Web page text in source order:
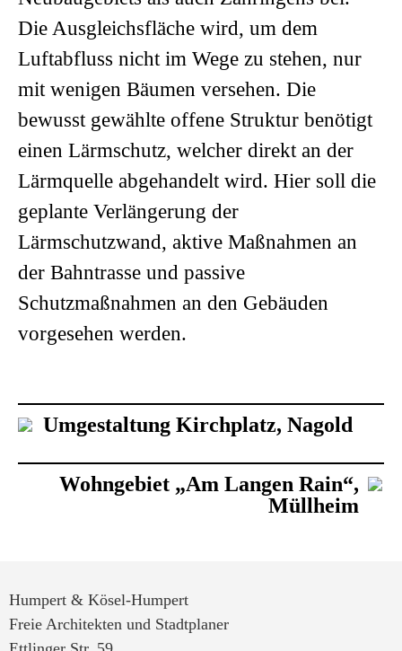
Die Ausgleichsfläche wird, um dem
Luftabfluss nicht im Wege zu stehen, nur
mit wenigen Bäumen versehen. Die
bewusst gewählte offene Struktur benötigt
einen Lärmschutz, welcher direkt an der
Lärmquelle abgehandelt wird. Hier soll die
geplante Verlängerung der
Lärmschutzwand, aktive Maßnahmen an
der Bahntrasse und passive
Schutzmaßnahmen an den Gebäuden
vorgesehen werden.
Umgestaltung Kirchplatz, Nagold
Wohngebiet „Am Langen Rain“,
Müllheim
Humpert & Kösel-Humpert
Freie Architekten und Stadtplaner